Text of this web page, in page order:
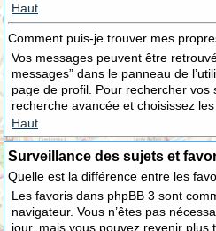
Haut
Comment puis-je trouver mes
Vos messages peuvent être
messages” dans le panneau de
page de profil. Pour rechercher vos
recherche avancée et choisissez
Haut
Surveillance des sujets et
Quelle est la différence entre les
Les favoris dans phpBB 3 sont
navigateur. Vous n’êtes pas
jour, mais vous pouvez revenir plus